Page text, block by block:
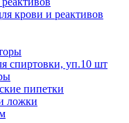
крови и реактивов
спиртовки, уп.10 шт
пипетки
ложки